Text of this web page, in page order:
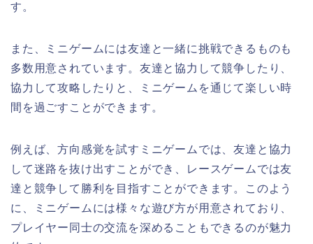
す。
また、ミニゲームには友達と一緒に挑戦できるものも
多数用意されています。友達と協力して競争したり、
協力して攻略したりと、ミニゲームを通じて楽しい時
間を過ごすことができます。
例えば、方向感覚を試すミニゲームでは、友達と協力
して迷路を抜け出すことができ、レースゲームでは友
達と競争して勝利を目指すことができます。このよう
に、ミニゲームには様々な遊び方が用意されており、
プレイヤー同士の交流を深めることもできるのが魅力